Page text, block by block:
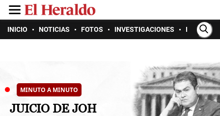
INICIO NOTICIAS FOTOS INVESTIGACIONES
MINUTO A MINUTO
JUICIO DE JOH